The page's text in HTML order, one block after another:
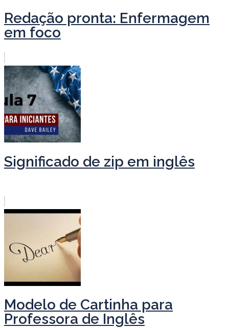
Redação pronta: Enfermagem
em foco
Significado de zip em inglês
Modelo de Cartinha para
Professora de Inglês